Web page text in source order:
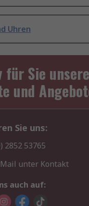
Uhren
für Sie
und
Sie uns:
2852 53765
Mail unter Kontakt
auch auf: